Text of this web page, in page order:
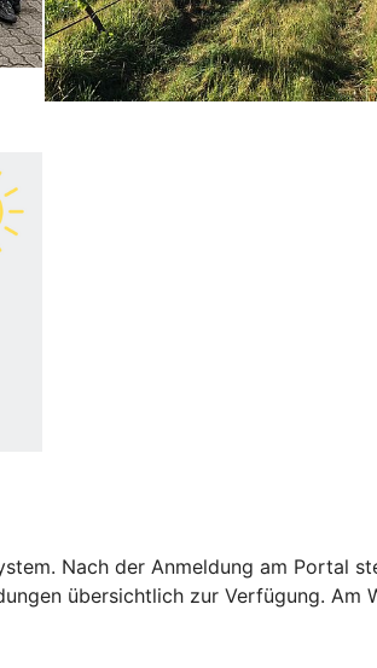
Nach der Anmeldung am Portal
übersichtlich zur Verfügung. Am